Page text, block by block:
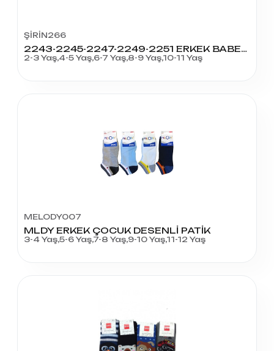
ŞİRİN266
2243-2245-2247-2249-2251 ERKEK BABET ÇOCUK
2-3 Yaş,4-5 Yaş,6-7 Yaş,8-9 Yaş,10-11 Yaş
MELODY007
MLDY ERKEK ÇOCUK DESENLİ PATİK
3-4 Yaş,5-6 Yaş,7-8 Yaş,9-10 Yaş,11-12 Yaş